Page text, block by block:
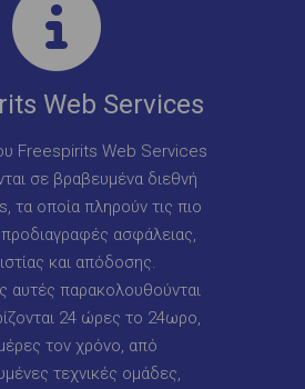
Web Services
Freespirits Web Services
σε βραβευμένα διεθνή
τα οποία πληρούν τις πιο
ασφάλειας,
και απόδοσης.
αυτές παρακολουθούνται
24 ώρες το 24ωρο,
τον χρόνο, από
τεχνικές ομάδες,